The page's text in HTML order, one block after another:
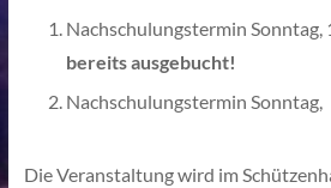
Nachschulungstermin Sonntag,
bereits ausgebucht!
Nachschulungstermin
Die Veranstaltung wird im